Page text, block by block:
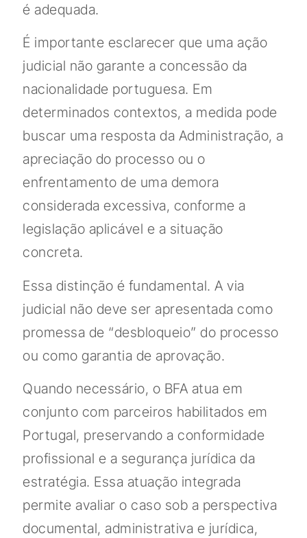
é adequada.
É importante esclarecer que uma ação
judicial não garante a concessão da
nacionalidade portuguesa. Em
determinados contextos, a medida pode
buscar uma resposta da Administração, a
apreciação do processo ou o
enfrentamento de uma demora
considerada excessiva, conforme a
legislação aplicável e a situação
concreta.
Essa distinção é fundamental. A via
judicial não deve ser apresentada como
promessa de “desbloqueio” do processo
ou como garantia de aprovação.
Quando necessário, o BFA atua em
conjunto com parceiros habilitados em
Portugal, preservando a conformidade
profissional e a segurança jurídica da
estratégia. Essa atuação integrada
permite avaliar o caso sob a perspectiva
documental, administrativa e jurídica,